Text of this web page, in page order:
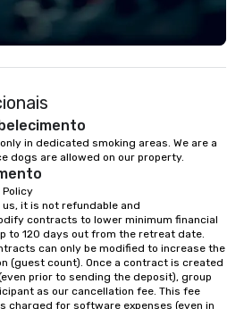
tag, and
day full of
help assist
day with
successful.
that can
But, if you
upscale
can work
of your
a number of
available,
venues. We
in dedicated smoking areas. We are a
dogs are allowed on our property.
Policy
it is not refundable and
contracts to lower minimum financial
to 120 days out from the retreat date.
can only be modified to increase the
(guest count). Once a contract is created
prior to sending the deposit), group
as our cancellation fee. This fee
charged for software expenses (even in